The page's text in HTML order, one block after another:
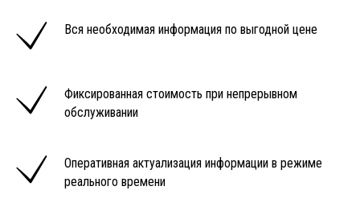
Вся необходимая информация по выгодной цене
Фиксированная стоимость при непрерывном
обслуживании
Оперативная актуализация информации в режиме
реального времени